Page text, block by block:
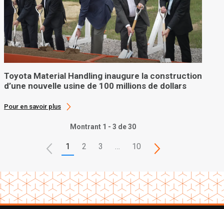
Toyota Material Handling inaugure la construction
d’une nouvelle usine de 100 millions de dollars
Pour en savoir plus
Montrant 1 - 3 de 30
1 2 3 … 10